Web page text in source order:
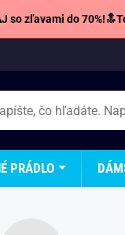
so zľavami do
PRÁDLO